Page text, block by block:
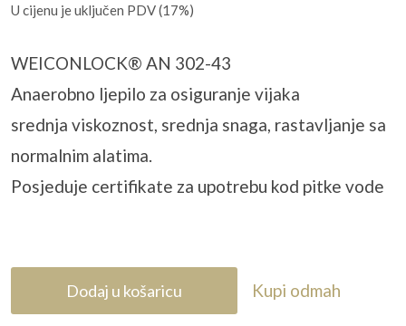
U cijenu je uključen PDV (17%)
WEICONLOCK® AN 302-43
Anaerobno ljepilo za osiguranje vijaka
srednja viskoznost, srednja snaga, rastavljanje sa
normalnim alatima.
Posjeduje certifikate za upotrebu kod pitke vode
Dodaj u košaricu Kupi odmah